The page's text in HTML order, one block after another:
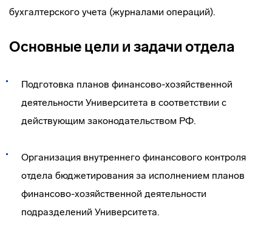
бухгалтерского учета (журналами операций).
Основные цели и задачи отдела
Подготовка планов финансово-хозяйственной
деятельности Университета в соответствии с
действующим законодательством РФ.
Организация внутреннего финансового контроля
отдела бюджетирования за исполнением планов
финансово-хозяйственной деятельности
подразделений Университета.